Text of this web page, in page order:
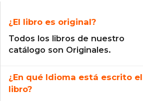
¿El libro es original?
Todos los libros de nuestro
catálogo son Originales.
¿En qué Idioma está escrito el
libro?